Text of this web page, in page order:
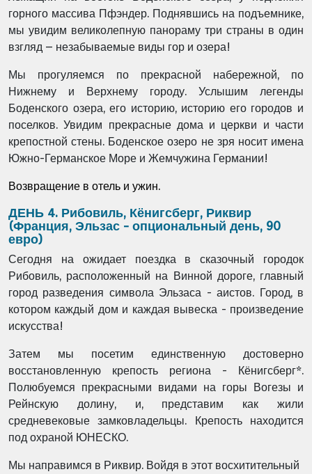
горного массива Пфэндер. Поднявшись на подъемнике,
мы увидим великолепную панораму три страны в один
взгляд – незабываемые виды гор и озера!
Мы прогуляемся по прекрасной набережной, по
Нижнему и Верхнему городу. Услышим легенды
Боденского озера, его историю, историю его городов и
поселков. Увидим прекрасные дома и церкви и части
крепостной стены. Боденское озеро не зря носит имена
Южно-Германское Море и Жемчужина Германии!
Возвращение в отель и ужин.
ДЕНЬ 4. Рибовиль, Кёнигсберг, Риквир
(Франция, Эльзас - опциональный день, 90
евро)
Сегодня на ожидает поездка в сказочный городок
Рибовиль, расположенный на Винной дороге, главный
город разведения символа Эльзаса - аистов. Город, в
котором каждый дом и каждая вывеска - произведение
искусства!
Затем мы посетим единственную достоверно
восстановленную крепость региона - Кёнигсберг*.
Полюбуемся прекрасными видами на горы Вогезы и
Рейнскую долину, и, представим как жили
средневековые замковладельцы. Крепость находится
под охраной ЮНЕСКО.
Мы направимся в Риквир. Войдя в этот восхитительный